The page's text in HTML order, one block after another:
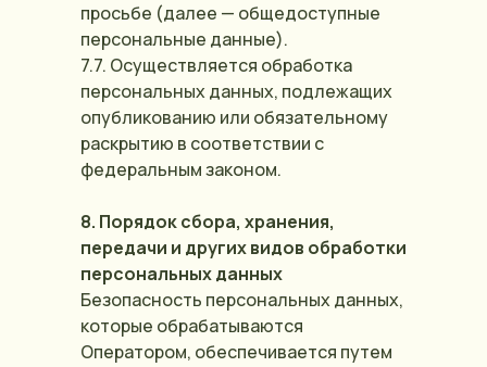
просьбе (далее — общедоступные
персональные данные).
7.7. Осуществляется обработка
персональных данных, подлежащих
опубликованию или обязательному
раскрытию в соответствии с
федеральным законом.
8. Порядок сбора, хранения,
передачи и других видов обработки
персональных данных
Безопасность персональных данных,
которые обрабатываются
Оператором, обеспечивается путем